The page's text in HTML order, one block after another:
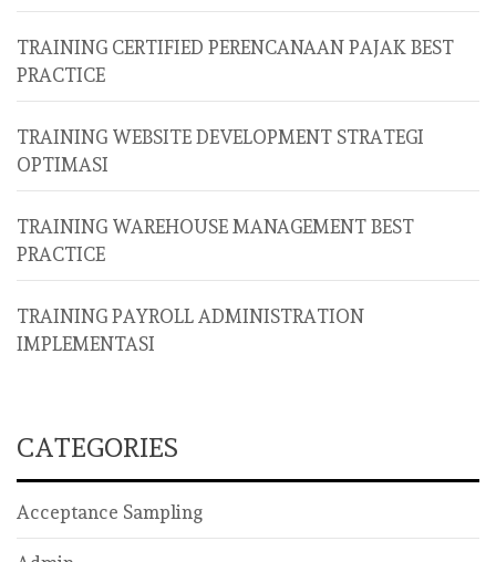
TRAINING CERTIFIED PERENCANAAN PAJAK BEST
PRACTICE
TRAINING WEBSITE DEVELOPMENT STRATEGI
OPTIMASI
TRAINING WAREHOUSE MANAGEMENT BEST
PRACTICE
TRAINING PAYROLL ADMINISTRATION
IMPLEMENTASI
CATEGORIES
Acceptance Sampling